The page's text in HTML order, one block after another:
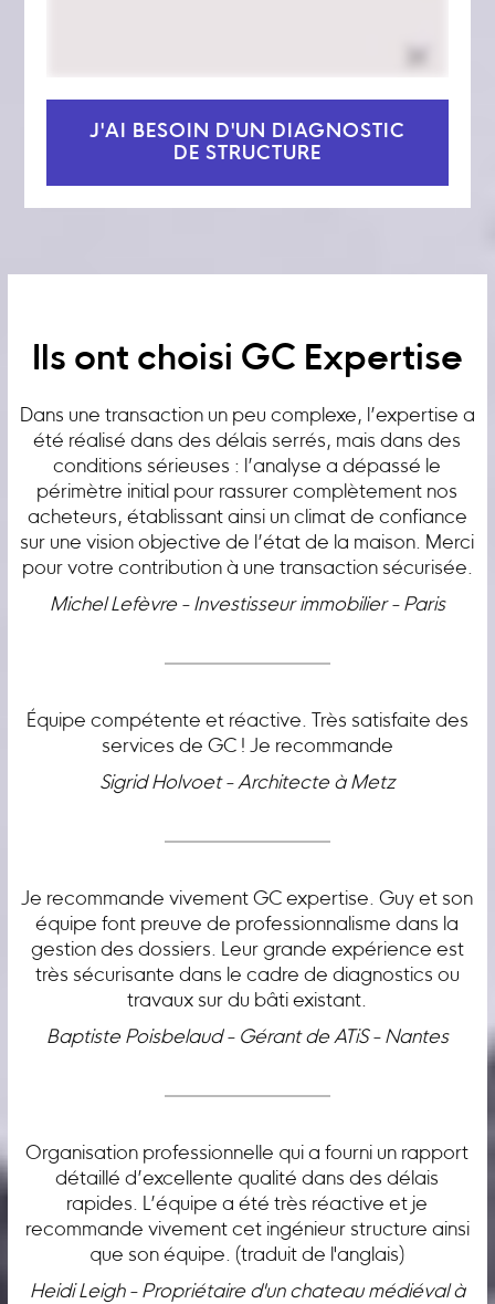
J'AI BESOIN D'UN DIAGNOSTIC
DE STRUCTURE
Ils ont choisi GC Expertise
Dans une transaction un peu complexe, l’expertise a
été réalisé dans des délais serrés, mais dans des
conditions sérieuses : l’analyse a dépassé le
périmètre initial pour rassurer complètement nos
acheteurs, établissant ainsi un climat de confiance
sur une vision objective de l’état de la maison. Merci
pour votre contribution à une transaction sécurisée.
Michel Lefèvre - Investisseur immobilier - Paris
Équipe compétente et réactive. Très satisfaite des
services de GC ! Je recommande
Sigrid Holvoet - Architecte à Metz
Je recommande vivement GC expertise. Guy et son
équipe font preuve de professionnalisme dans la
gestion des dossiers. Leur grande expérience est
très sécurisante dans le cadre de diagnostics ou
travaux sur du bâti existant.
Baptiste Poisbelaud - Gérant de ATiS - Nantes
Organisation professionnelle qui a fourni un rapport
détaillé d’excellente qualité dans des délais
rapides. L’équipe a été très réactive et je
recommande vivement cet ingénieur structure ainsi
que son équipe. (traduit de l'anglais)
Heidi Leigh - Propriétaire d'un chateau médiéval à